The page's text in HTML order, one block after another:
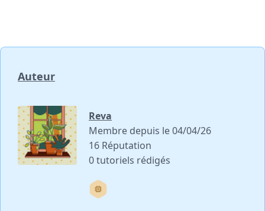
Auteur
Reva
Membre depuis le 04/04/26
16 Réputation
0 tutoriels rédigés